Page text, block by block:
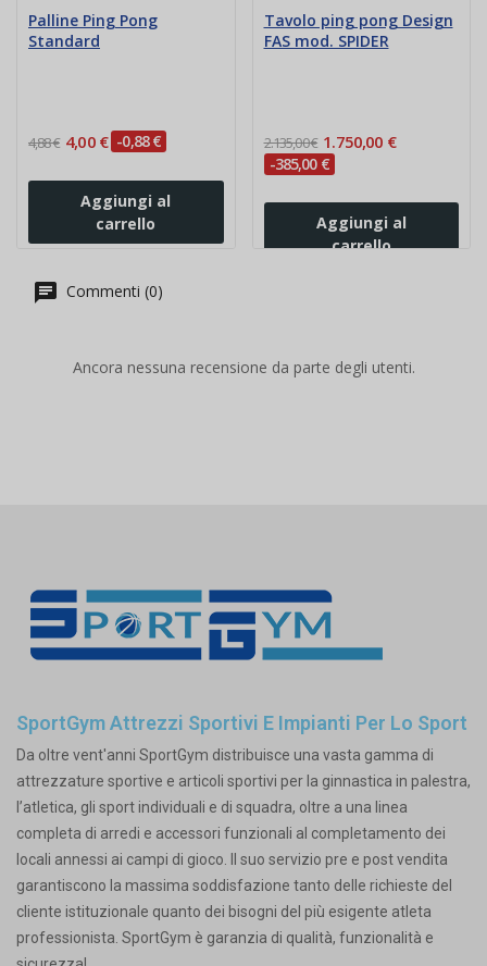
Palline Ping Pong
Standard
4,88 € 4,00 € -0,88 €
Aggiungi al
carrello
Tavolo ping pong Design
FAS mod. SPIDER
2.135,00 € 1.750,00 €
-385,00 €
Aggiungi al
carrello
Commenti (0)
Ancora nessuna recensione da parte degli utenti.
SportGym Attrezzi Sportivi E Impianti Per Lo Sport
Da oltre vent'anni SportGym distribuisce una vasta gamma di
attrezzature sportive e articoli sportivi per la ginnastica in palestra,
l’atletica, gli sport individuali e di squadra, oltre a una linea
completa di arredi e accessori funzionali al completamento dei
locali annessi ai campi di gioco. Il suo servizio pre e post vendita
garantiscono la massima soddisfazione tanto delle richieste del
cliente istituzionale quanto dei bisogni del più esigente atleta
professionista. SportGym è garanzia di qualità, funzionalità e